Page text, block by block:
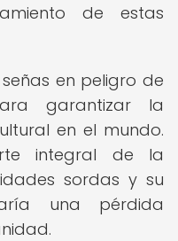
de estas
en peligro de
garantizar la
en el mundo.
integral de la
sordas y su
una pérdida